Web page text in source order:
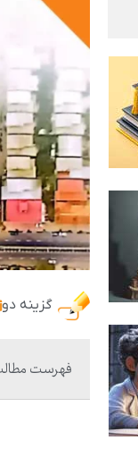
گزینه دو
فهرست